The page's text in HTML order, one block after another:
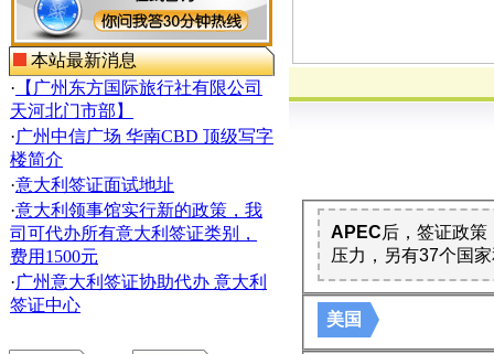
本站最新消息
· 【广州东方国际旅行社有限公司
天河北门市部】
·广州中信广场 华南CBD 顶级写字
楼简介
·意大利签证面试地址
·意大利领事馆实行新的政策，我
司可代办所有意大利签证类别，
费用1500元
·广州意大利签证协助代办 意大利
签证中心
APEC后，签证政
压力，另有37个国
美国